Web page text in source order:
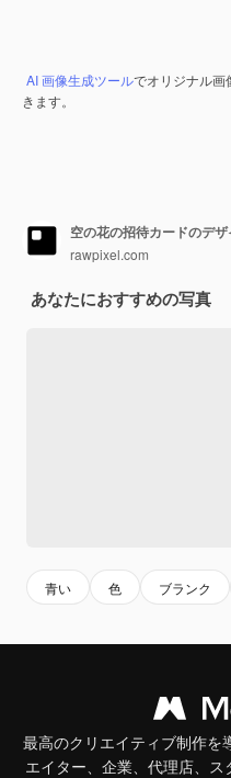
AI 画像生成ツールでオリジナル画
きます。
空の花の招待カードのデ
rawpixel.com
あなたにおすすめの写真
青い 色 ブランク
最高のクリエイティブ制作を
エイター、企業、代理店、